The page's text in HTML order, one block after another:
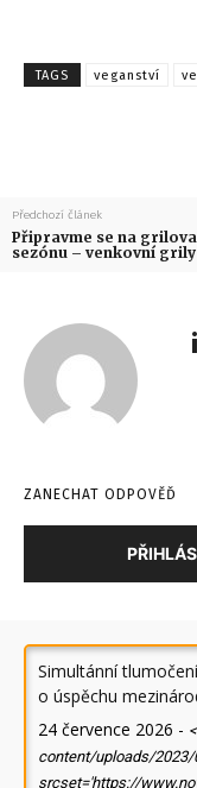
TAGS veganství
Předchozí článek
Připravme se na
sezónu – venkovní grily
ZANECHAT ODPOVĚĎ
Simultánní
o úspěchu
24 července 2026 -
content/uploads/2023/
srcset='https://